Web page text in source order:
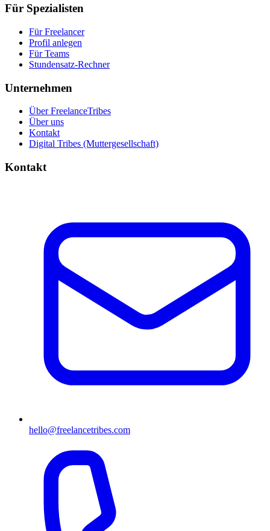
Für Spezialisten
Für Freelancer
Profil anlegen
Für Teams
Stundensatz-Rechner
Unternehmen
Über FreelanceTribes
Über uns
Kontakt
Digital Tribes (Muttergesellschaft)
Kontakt
hello@freelancetribes.com